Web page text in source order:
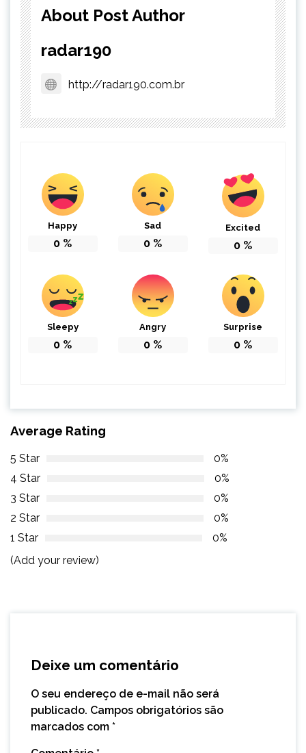
About Post Author
radar190
http://radar190.com.br
Happy
0 %
Sad
0 %
Excited
0 %
Sleepy
0 %
Angry
0 %
Surprise
0 %
Average Rating
5 Star
0%
4 Star
0%
3 Star
0%
2 Star
0%
1 Star
0%
(Add your review)
Deixe um comentário
O seu endereço de e-mail não será
publicado. Campos obrigatórios são
marcados com *